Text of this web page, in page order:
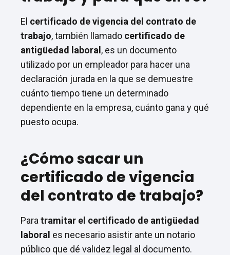
El certificado de vigencia del contrato de
trabajo, también llamado certificado de
antigüedad laboral, es un documento
utilizado por un empleador para hacer una
declaración jurada en la que se demuestre
cuánto tiempo tiene un determinado
dependiente en la empresa, cuánto gana y qué
puesto ocupa.
¿Cómo sacar un
certificado de vigencia
del contrato de trabajo?
Para tramitar el certificado de antigüedad
laboral es necesario asistir ante un notario
público que dé validez legal al documento.